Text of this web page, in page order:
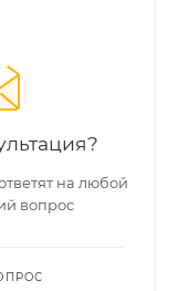
на любой
вопрос